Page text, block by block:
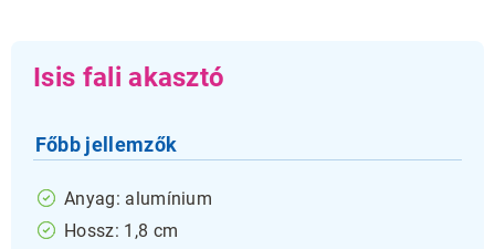
Isis fali akasztó
Főbb jellemzők
Anyag: alumínium
Hossz: 1,8 cm